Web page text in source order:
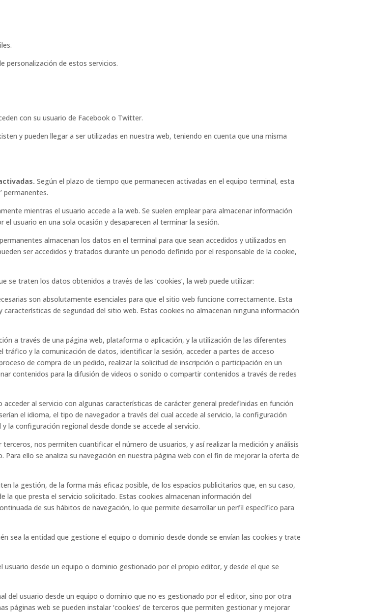
personalización de estos servicios.
con su usuario de Facebook o Twitter.
y pueden llegar a ser utilizadas en nuestra web, teniendo en cuenta que una misma
Según el plazo de tiempo que permanecen activadas en el equipo terminal, esta
permanentes.
mientras el usuario accede a la web. Se suelen emplear para almacenar información
usuario en una sola ocasión y desaparecen al terminar la sesión.
almacenan los datos en el terminal para que sean accedidos y utilizados en
ser accedidos y tratados durante un periodo definido por el responsable de la cookie,
se traten los datos obtenidos a través de las ‘cookies’, la web puede utilizar:
son absolutamente esenciales para que el sitio web funcione correctamente. Esta
de seguridad del sitio web. Estas cookies no almacenan ninguna información
a través de una página web, plataforma o aplicación, y la utilización de las diferentes
y la comunicación de datos, identificar la sesión, acceder a partes de acceso
de compra de un pedido, realizar la solicitud de inscripción o participación en un
contenidos para la difusión de videos o sonido o compartir contenidos a través de redes
acceder al servicio con algunas características de carácter general predefinidas en función
el idioma, el tipo de navegador a través del cual accede al servicio, la configuración
la configuración regional desde donde se accede al servicio.
nos permiten cuantificar el número de usuarios, y así realizar la medición y análisis
ello se analiza su navegación en nuestra página web con el fin de mejorar la oferta de
la gestión, de la forma más eficaz posible, de los espacios publicitarios que, en su caso,
que presta el servicio solicitado. Estas cookies almacenan información del
de sus hábitos de navegación, lo que permite desarrollar un perfil específico para
sea la entidad que gestione el equipo o dominio desde donde se envían las cookies y trate
usuario desde un equipo o dominio gestionado por el propio editor, y desde el que se
del usuario desde un equipo o dominio que no es gestionado por el editor, sino por otra
páginas web se pueden instalar ‘cookies’ de terceros que permiten gestionar y mejorar